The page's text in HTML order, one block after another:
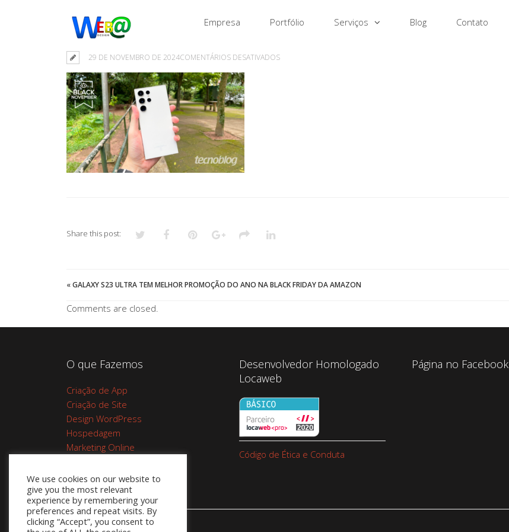
Empresa Portfólio Serviços Blog Contato
29 DE NOVEMBRO DE 2024COMENTÁRIOS DESATIVADOSEM
Share this post:
«GALAXY S23 ULTRA TEM MELHOR PROMOÇÃO DO ANO NA BLACK FRIDAY DA AMAZON
Comments are closed.
O que Fazemos
Criação de App
Criação de Site
Design WordPress
Hospedagem
Marketing Online
Cupom Google Workspace do
Google 10%
Desenvolvedor Homologado
Locaweb
Código de Ética e Conduta
Página no Facebook
We use cookies on our website to
give you the most relevant
experience by remembering your
preferences and repeat visits. By
clicking “Accept”, you consent to